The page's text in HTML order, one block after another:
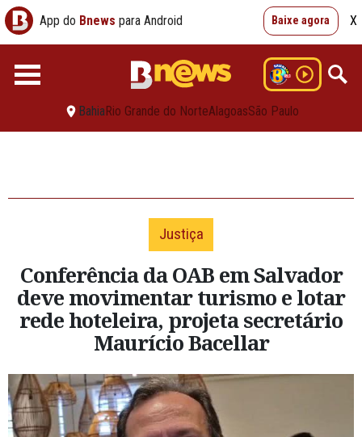
App do Bnews para Android Baixe agora X
BahiaRio Grande do NorteAlagoasSão Paulo
Justiça
Conferência da OAB em Salvador
deve movimentar turismo e lotar
rede hoteleira, projeta secretário
Maurício Bacellar